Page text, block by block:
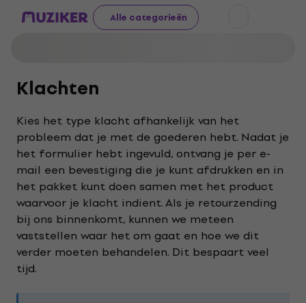
Alle categorieën
Klachten
Kies het type klacht afhankelijk van het
probleem dat je met de goederen hebt. Nadat je
het formulier hebt ingevuld, ontvang je per e-
mail een bevestiging die je kunt afdrukken en in
het pakket kunt doen samen met het product
waarvoor je klacht indient. Als je retourzending
bij ons binnenkomt, kunnen we meteen
vaststellen waar het om gaat en hoe we dit
verder moeten behandelen. Dit bespaart veel
tijd.